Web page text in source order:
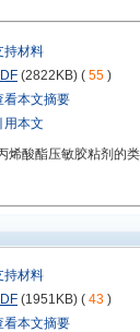
持材料
(2822KB) ( 55 )
看本文摘要
用本文
酸酯压敏胶粘剂的
持材料
(1951KB) ( 43 )
看本文摘要